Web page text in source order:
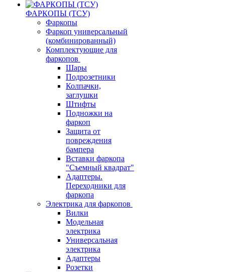
ФАРКОПЫ (ТСУ)
Фаркопы
Фаркоп универсальный
(комбинированный)
Комплектующие для
фаркопов
Шары
Подрозетники
Колпачки,
заглушки
Штифты
Подножки на
фаркоп
Защита от
повреждения
бампера
Вставки фаркопа
"Съемный квадрат"
Адаптеры.
Переходники для
фаркопа
Электрика для фаркопов
Вилки
Модельная
электрика
Универсальная
электрика
Адаптеры
Розетки